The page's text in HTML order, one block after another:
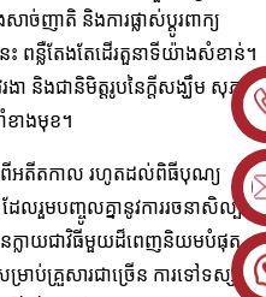
ច់ញាតិ និង​ការផ្លាស់ប្ដូរ​ពាក្យ
ពន្លឺ​តែងតែ​ដើរតួនាទី​យ៉ាងសំខាន់។
ា និង​ជា​និមិត្តរូប​នៃ​ក្តីសង្ឃឹម សុភ
ាំខាងមុខ។
លពីអតីតកាល រហូតដល់ពិធីបុណ្យ
ែលរួមបញ្ចូលគ្នានូវការរចនាសិល្បៈ
ានក្លាយជាវិធីមួយដ៏ពេញនិយមបំផុត
រាប់គ្រួសារជាច្រើន ការទៅទស្សនា